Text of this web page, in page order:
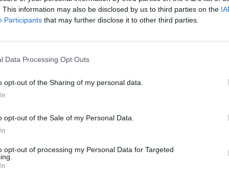
This information may also be disclosed by us to third parties on the
Participants that may further disclose it to other third parties.
Data Processing Opt Outs
opt-out of the Sharing of my personal data.
opt-out of the Sale of my Personal Data.
opt-out of processing my Personal Data for Targeted